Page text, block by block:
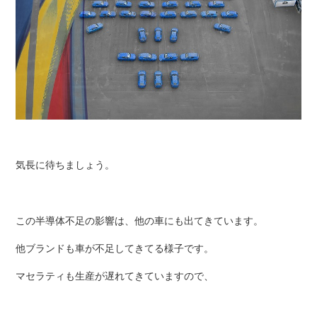
気長に待ちましょう。
この半導体不足の影響は、他の車にも出てきています。
他ブランドも車が不足してきてる様子です。
マセラティも生産が遅れてきていますので、